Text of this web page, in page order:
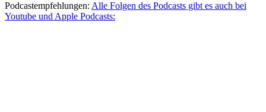
Podcastempfehlungen: Alle Folgen des Podcasts gibt es auch bei
Youtube und Apple Podcasts: